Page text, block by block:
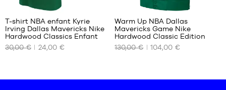
1m50
L -
enfant
- 1m50
à
1m65
1m50
enfant
- 1m50
à
1m65
NOS
DISPONIBLES
enfant
T-shirt NBA enfant Kyrie
Irving Dallas Mavericks Nike
Hardwood Classics Enfant
30,00 €
24,00 €
NOS
DISPONIBLES
M
Warm Up NBA Dallas
Mavericks Game Nike
Hardwood Classic Edition
130,00 €
104,00 €